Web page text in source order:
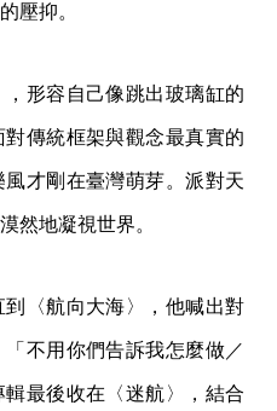
壓抑。
形容自己像跳出玻璃缸的
傳統框架與觀念最真實的
才剛在臺灣萌芽。派對天
然地凝視世界。
〈航向大海〉，他喊出對
不用你們告訴我怎麼做／
最後收在〈迷航〉，結合